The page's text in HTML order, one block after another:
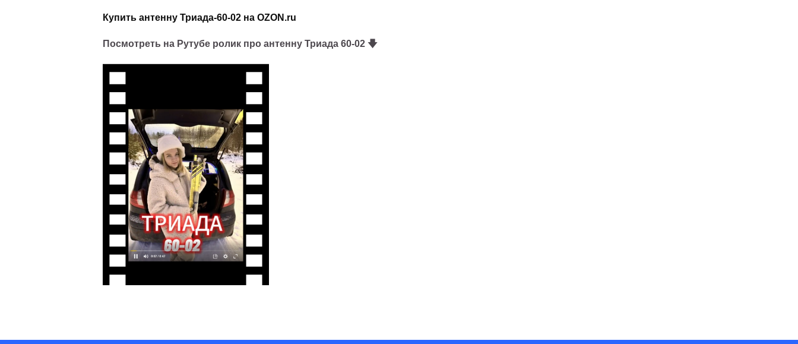
Купить антенну Триада-60-02 на OZON.ru
Посмотреть на Рутубе ролик про антенну Триада 60-02 🡇